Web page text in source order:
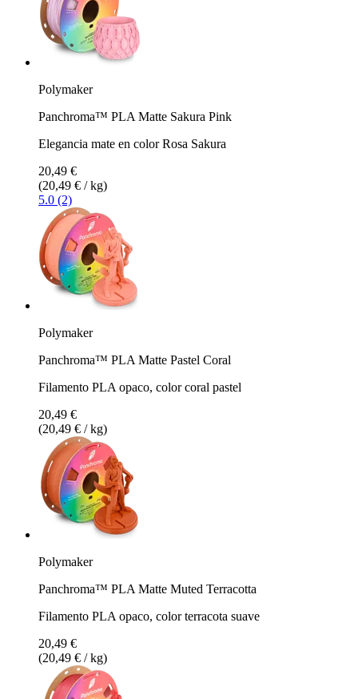
Polymaker
Panchroma™ PLA Matte Sakura Pink
Elegancia mate en color Rosa Sakura
20,49 €
(20,49 € / kg)
5.0 (2)
Polymaker
Panchroma™ PLA Matte Pastel Coral
Filamento PLA opaco, color coral pastel
20,49 €
(20,49 € / kg)
Polymaker
Panchroma™ PLA Matte Muted Terracotta
Filamento PLA opaco, color terracota suave
20,49 €
(20,49 € / kg)